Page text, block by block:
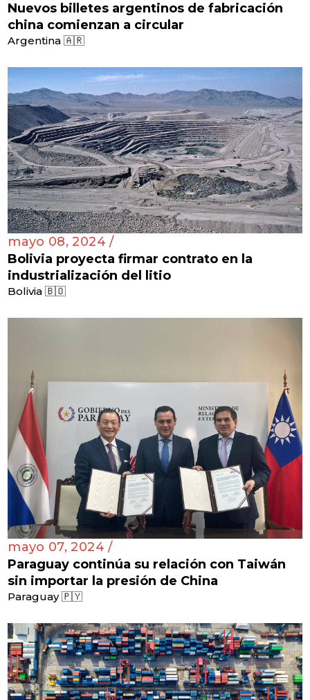
Nuevos billetes argentinos de fabricación
china comienzan a circular
Argentina 🇦🇷
mayo 08, 2024 /
Bolivia proyecta firmar contrato en la
industrialización del litio
Bolivia 🇧🇴
mayo 07, 2024 /
Paraguay continúa su relación con Taiwán
sin importar la presión de China
Paraguay 🇵🇾